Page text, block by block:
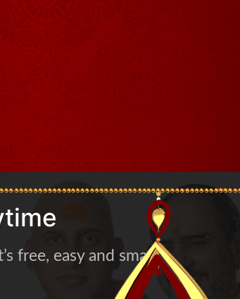
free, easy and smart